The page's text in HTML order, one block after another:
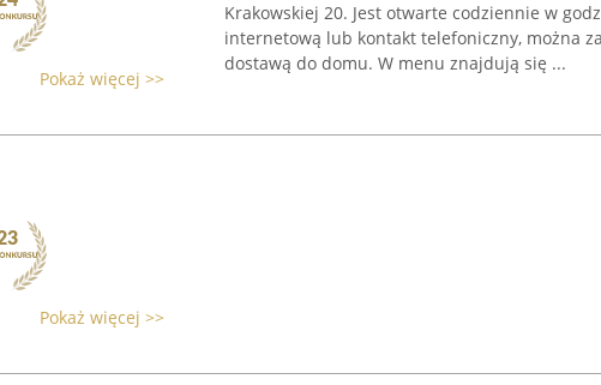
Pokaż więcej >>
Krakowskiej 20. Jest otwarte codziennie w
internetową lub kontakt telefoniczny, można
dostawą do domu. W menu znajdują się ...
Pokaż więcej >>